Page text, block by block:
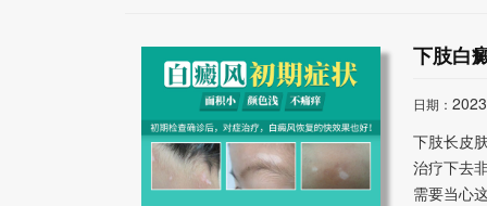
下肢白
日期：
下肢长皮
治疗下去
需要当心